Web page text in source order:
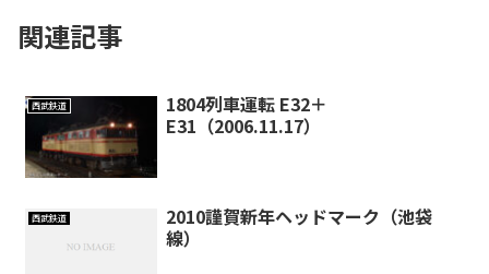
関連記事
西武鉄道
1804列車運転 E32＋
E31（2006.11.17）
西武鉄道
2010謹賀新年ヘッドマーク（池袋
線）